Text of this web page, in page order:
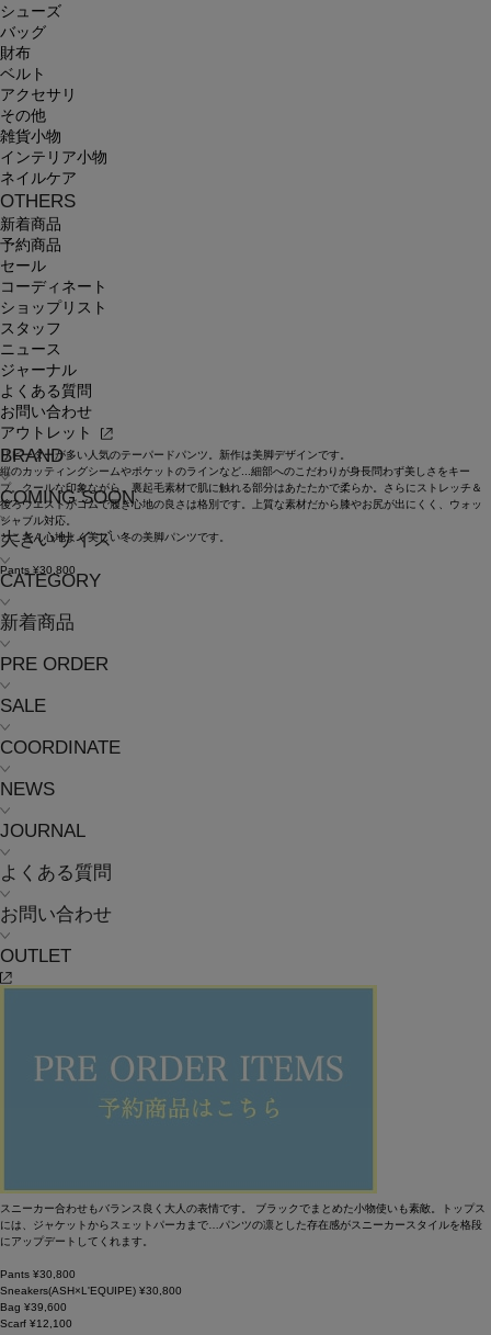
シューズ
バッグ
財布
ベルト
アクセサリ
その他
雑貨小物
インテリア小物
ネイルケア
OTHERS
新着商品
予約商品
セール
コーディネート
ショップリスト
スタッフ
ニュース
ジャーナル
よくある質問
お問い合わせ
アウトレット
BRAND
COMING SOON
大きいサイズ
CATEGORY
新着商品
PRE ORDER
SALE
COORDINATE
NEWS
JOURNAL
よくある質問
お問い合わせ
OUTLET
リピーターが多い人気のテーパードパンツ。新作は美脚デザインです。
縦のカッティングシームやポケットのラインなど...細部へのこだわりが身長問わず美しさをキー
プ。クールな印象ながら、裏起毛素材で肌に触れる部分はあたたかで柔らか。さらにストレッチ＆
後ろウエストがゴムで履き心地の良さは格別です。上質な素材だから膝やお尻が出にくく、ウォッ
シャブル対応。
とことん心地よく美しい冬の美脚パンツです。
Pants ¥30,800
スニーカー合わせもバランス良く大人の表情です。 ブラックでまとめた小物使いも素敵。トップス
には、ジャケットからスェットパーカまで…パンツの凛とした存在感がスニーカースタイルを格段
にアップデートしてくれます。
Pants ¥30,800
Sneakers(ASH×L'EQUIPE) ¥30,800
Bag ¥39,600
Scarf ¥12,100